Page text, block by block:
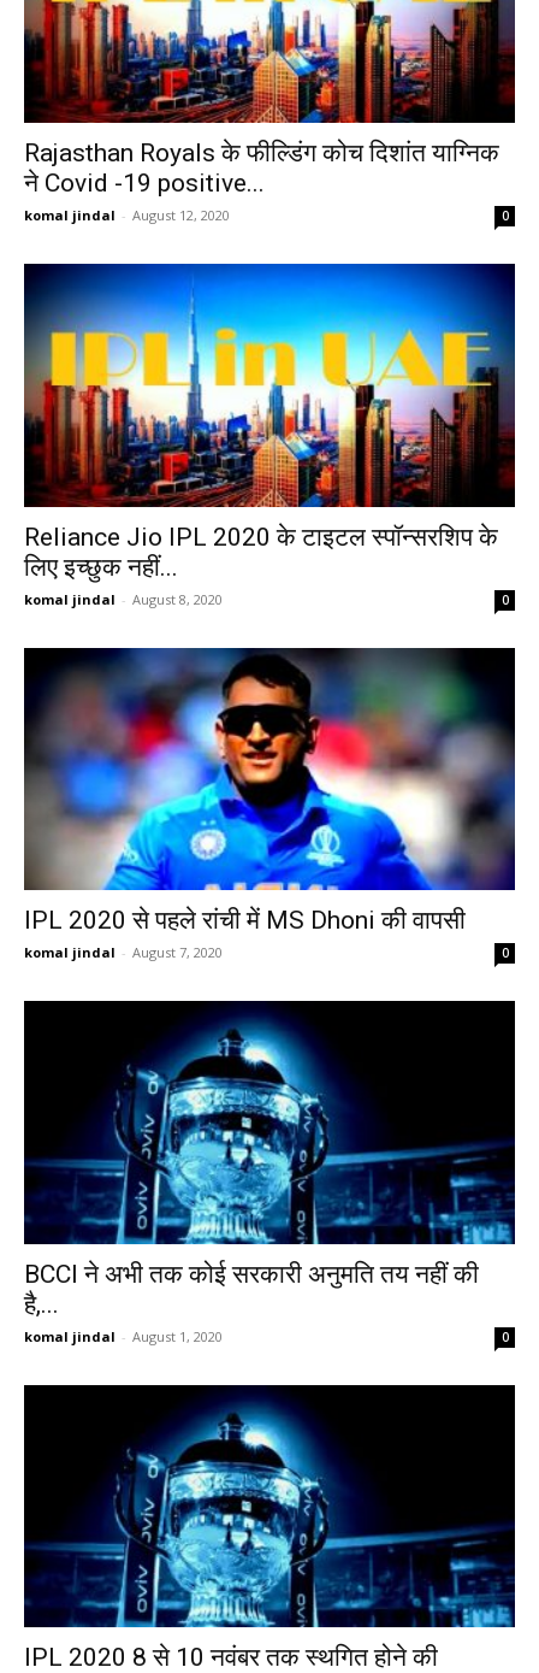
Rajasthan Royals के फील्डिंग कोच दिशांत याग्निक
ने Covid -19 positive...
komal jindal - August 12, 2020 0
Reliance Jio IPL 2020 के टाइटल स्पॉन्सरशिप के
लिए इच्छुक नहीं...
komal jindal - August 8, 2020 0
IPL 2020 से पहले रांची में MS Dhoni की वापसी
komal jindal - August 7, 2020 0
BCCI ने अभी तक कोई सरकारी अनुमति तय नहीं की
है,...
komal jindal - August 1, 2020 0
IPL 2020 8 से 10 नवंबर तक स्थगित होने की